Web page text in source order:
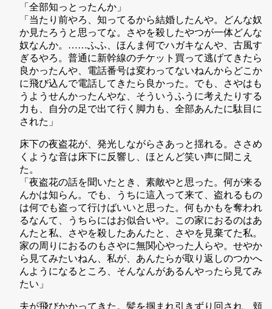
「全部知っとったんか」
「当たり前やろ、知ってるから結婚したんや。どんな奴
か見たろうと思ってな。さやを殺したやつが一体どんな
奴なんか。……ふふ、ほんま何でハガキなんや、古風す
ぎるやろ。普通に新幹線のチケット買って逃げてきたら
良かったんや、電話番号は変わってないねんからどこか
に飛び込んで電話してきたら良かった。でも、さやはも
うようせんかったんやな、そういうふうに考えたりする
力も、自分の足で出て行く脚力も、全部あんたに駄目に
された」
床下の夜盗花が、発光しながらさあっと揺れる。ささめ
くような音は床下に反響し、ほとんど笑い声に聞こえ
た。
「夜盗花の話を聞いたとき、素敵やと思った。何が来る
んかは知らん。でも、うちに這入って来て、盗れるもの
は何でも盗って行けばいいと思った。何もかもを奪われ
るなんて、うちらにはお似合いや。この家におるのはあ
んたと私、さやを殺したあんたと、さやを見棄てた私。
家の周りにおるのもさやに無関心やった人らや。せやか
ら見てみたいねん、私が、あんたらが取り返しのつかへ
んようになるところ、そんなんがあるんやったら見てみ
たい」
夫が飛びかかってきた。髪を掴まれ引きずり回され、頬